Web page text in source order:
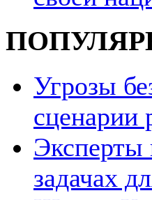
Угрозы
сценарии
задачах